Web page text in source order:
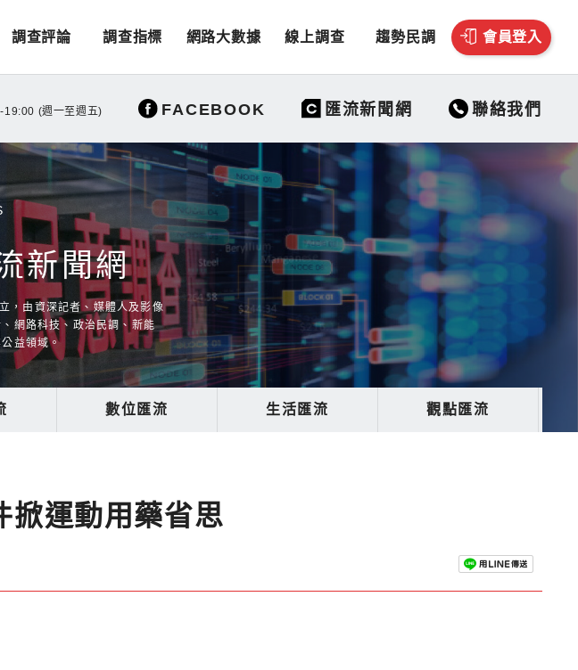
調查評論 調查指標 網路大數據 線上調查 趨勢民調 會員登入
19:00 (週一至週五) FACEBOOK 匯流新聞網 聯絡我們
新聞網
，由資深記者、媒體人及影像
網路科技、政治民調、新能
益領域。
數位匯流 生活匯流 觀點匯流
運動用藥省思